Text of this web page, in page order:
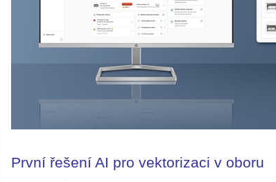
První řešení AI pro vektorizaci v oboru